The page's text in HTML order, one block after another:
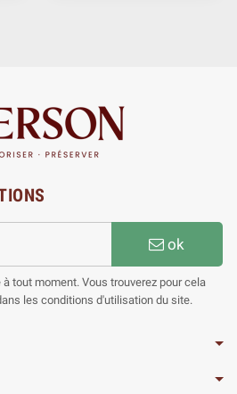
ok
tout moment. Vous trouverez pour cela
les conditions d'utilisation du site.